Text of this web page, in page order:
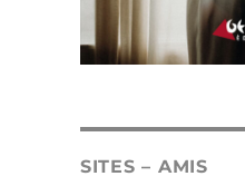
SITES – AMIS